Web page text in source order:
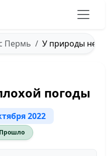
Пермь У природы нет
погоды
2022